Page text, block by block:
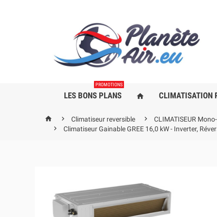
LES BONS PLANS
PROMOTIONS
home CLIMATISATION
  Climatiseur reversible 
CLIMATISEUR

Climatiseur Gainable GREE 16,0 kW - Inverter,